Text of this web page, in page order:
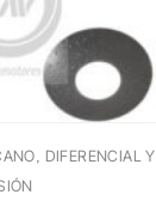
DIFERENCIAL Y